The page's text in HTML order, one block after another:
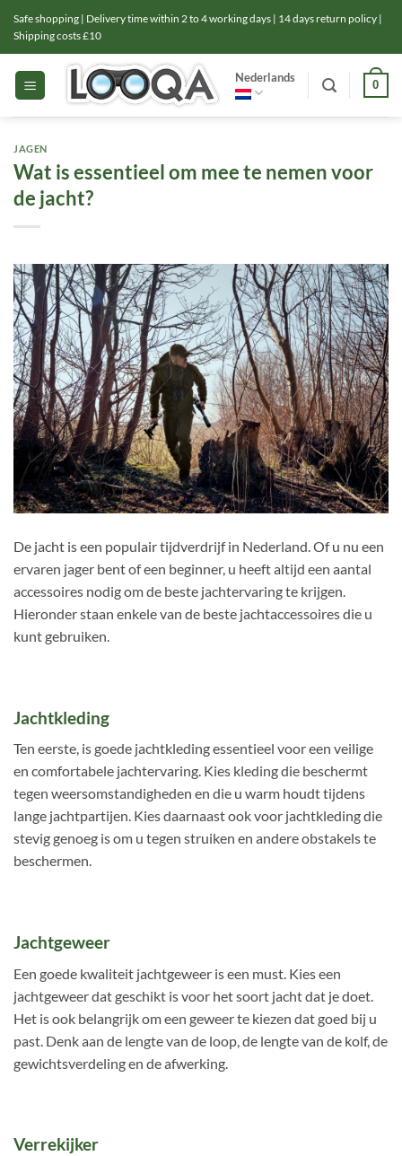
naar
inhoud
Safe shopping | Delivery time within 2 to 4 working days | 14 days return policy |
Shipping costs £10
Nederlands
0
JAGEN
Wat is essentieel om mee te nemen voor
de jacht?
De jacht is een populair tijdverdrijf in Nederland. Of u nu een
ervaren jager bent of een beginner, u heeft altijd een aantal
accessoires nodig om de beste jachtervaring te krijgen.
Hieronder staan enkele van de beste jachtaccessoires die u
kunt gebruiken.
Jachtkleding
Ten eerste, is goede jachtkleding essentieel voor een veilige
en comfortabele jachtervaring. Kies kleding die beschermt
tegen weersomstandigheden en die u warm houdt tijdens
lange jachtpartijen. Kies daarnaast ook voor jachtkleding die
stevig genoeg is om u tegen struiken en andere obstakels te
beschermen.
Jachtgeweer
Een goede kwaliteit jachtgeweer is een must. Kies een
jachtgeweer dat geschikt is voor het soort jacht dat je doet.
Het is ook belangrijk om een geweer te kiezen dat goed bij u
past. Denk aan de lengte van de loop, de lengte van de kolf, de
gewichtsverdeling en de afwerking.
Verrekijker